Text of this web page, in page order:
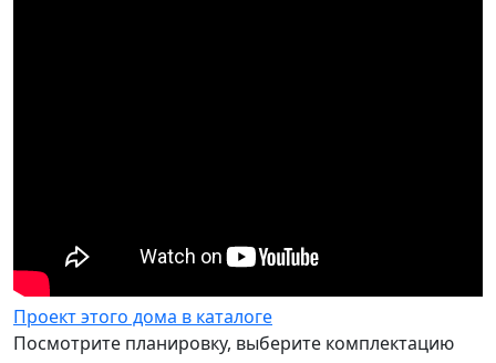
Проект этого дома в каталоге
Посмотрите планировку, выберите комплектацию